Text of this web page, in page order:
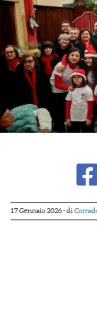
17 Gennaio 2026- di